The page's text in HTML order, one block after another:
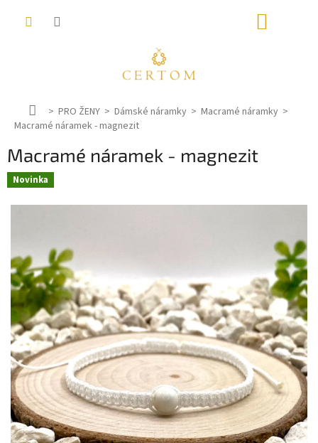
D
o
ů
PRO ŽENY Dámské náramky
Macramé náramky
Macramé náramek - magnezit
Macramé náramek - magnezit
Novinka